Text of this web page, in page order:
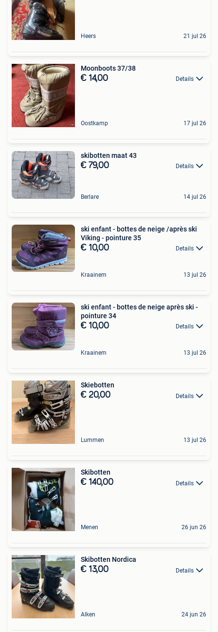
Heers 21 jul 26
Moonboots 37/38
€ 14,00 Details
Oostkamp 17 jul 26
skibotten maat 43
€ 79,00 Details
Berlare 14 jul 26
ski enfant - bottes de neige /après ski
Viking - pointure 35
€ 10,00 Details
Kraainem 13 jul 26
ski enfant - bottes de neige après ski -
pointure 34
€ 10,00 Details
Kraainem 13 jul 26
Skiebotten
€ 20,00 Details
Lummen 13 jul 26
Skibotten
€ 140,00 Details
Menen 26 jun 26
Skibotten Nordica
€ 13,00 Details
Alken 24 jun 26